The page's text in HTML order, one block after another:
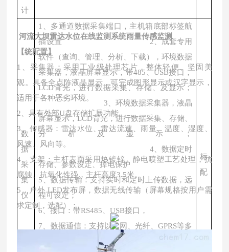
计
数
据
采
集
仪
1、多通道数据采集端口，主机箱底部标签航
插设置 2、成套专用
软件（查询、管理、分析、下载），环境数据
采集器，液晶屏幕显示，带485、USB接口，
LCD背光，进行数据采集、存储、及显示；
3、环境数据采集器，液晶
屏幕显示，LCD背光，进行数据采集、存储、
分析及显示；
4、数据定时
存储、参数设定、掉电保护
5、数据传输：支持实时和定时上传数据，远
程可设定；
6、接口：带RS485、USB接口，
7、数据通信：支持以太网、光纤、GPRS等多
标
配
河流大坝雷达水位在线监测系统雨量传感监测
【统配置】
1、采集器：采用工业级处理芯片，整体轻便、坚固美
观。具备全点阵液晶显示，可完成图形显示或汉字显示，
适用于各种恶劣环境。
2、具有外部U盘存储扩展功能。
3、传感器：雷达水位、雷达流速、雨量、温度、湿度、
风速、风向等。
4、支架：主杆表面采用热镀锌、静电喷塑工艺处理，抗
腐蚀、抗氧化性强，主杆高度3.5米。
5、户外 LED发布屏，数据无线传输（屏幕规格按用户需
求定制，选配）；